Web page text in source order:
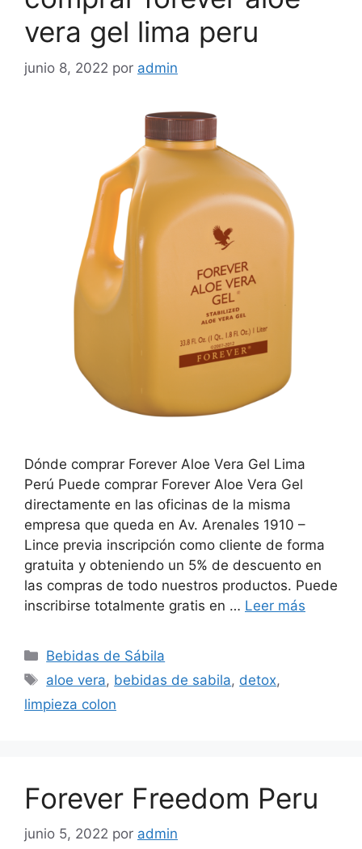
vera gel lima peru
junio 8, 2022 por admin
Dónde comprar Forever Aloe Vera Gel Lima
Perú Puede comprar Forever Aloe Vera Gel
directamente en las oficinas de la misma
empresa que queda en Av. Arenales 1910 –
Lince previa inscripción como cliente de forma
gratuita y obteniendo un 5% de descuento en
las compras de todo nuestros productos. Puede
inscribirse totalmente gratis en … Leer más
Categorías
Bebidas de Sábila
Etiquetas
aloe vera, bebidas de sabila, detox,
limpieza colon
Forever Freedom Peru
junio 5, 2022 por admin